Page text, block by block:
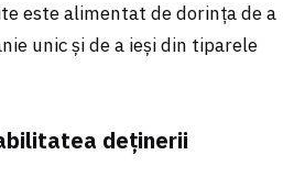
este alimentat de dorința de a
unic și de a ieși din tiparele
deținerii